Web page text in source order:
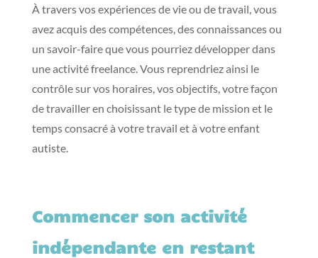
À travers vos expériences de vie ou de travail, vous
avez acquis des compétences, des connaissances ou
un savoir-faire que vous pourriez développer dans
une activité freelance. Vous reprendriez ainsi le
contrôle sur vos horaires, vos objectifs, votre façon
de travailler en choisissant le type de mission et le
temps consacré à votre travail et à votre enfant
autiste.
Commencer son activité
indépendante en restant